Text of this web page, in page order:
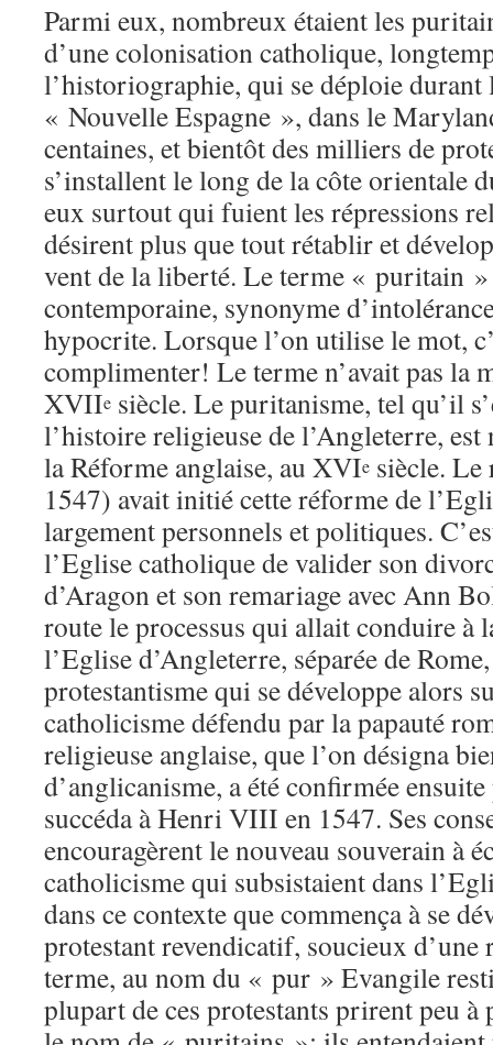
Parmi eux, nombreux étaient les
d’une colonisation catholique,
l’historiographie, qui se déploie durant
« Nouvelle Espagne », dans le
centaines, et bientôt des milliers de
s’installent le long de la côte orientale
eux surtout qui fuient les répressions
désirent plus que tout rétablir et
vent de la liberté. Le terme « puritain »
contemporaine, synonyme
hypocrite. Lorsque l’on utilise le mot,
complimenter! Le terme n’avait pas la
XVIIe siècle. Le puritanisme, tel qu’il
l’histoire religieuse de l’Angleterre, est
la Réforme anglaise, au XVIe siècle.
1547) avait initié cette réforme de
largement personnels et politiques.
l’Eglise catholique de valider son
d’Aragon et son remariage avec Ann
route le processus qui allait conduire à
l’Eglise d’Angleterre, séparée de
protestantisme qui se développe alors
catholicisme défendu par la papauté
religieuse anglaise, que l’on désigna
d’anglicanisme, a été confirmée
succéda à Henri VIII en 1547. Ses
encouragèrent le nouveau souverain à
catholicisme qui subsistaient dans
dans ce contexte que commença à se
protestant revendicatif, soucieux
terme, au nom du « pur » Evangile
plupart de ces protestants prirent peu à